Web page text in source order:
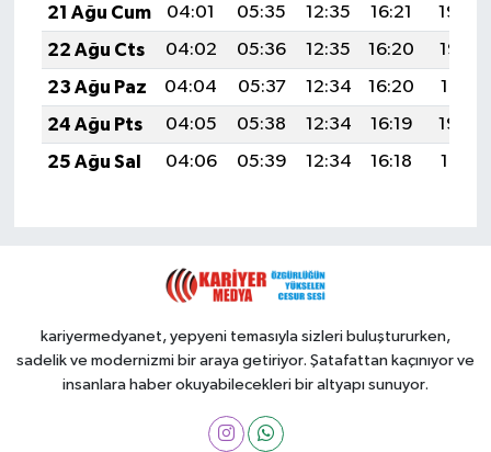
21 Ağu Cum
04:01 05:35 12:35 16:21
19:24
22 Ağu Cts
04:02 05:36 12:35 16:20
19:23
23 Ağu Paz
04:04 05:37 12:34 16:20
19:21
24 Ağu Pts
04:05 05:38 12:34 16:19
19:20
25 Ağu Sal
04:06 05:39 12:34 16:18 19:18
kariyermedyanet, yepyeni temasıyla sizleri buluştururken,
sadelik ve modernizmi bir araya getiriyor. Şatafattan kaçınıyor ve
insanlara haber okuyabilecekleri bir altyapı sunuyor.